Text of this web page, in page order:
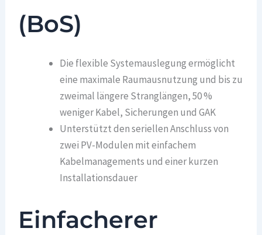
(BoS)
Die flexible Systemauslegung ermöglicht
eine maximale Raumausnutzung und bis zu
zweimal längere Stranglängen, 50 %
weniger Kabel, Sicherungen und GAK
Unterstützt den seriellen Anschluss von
zwei PV-Modulen mit einfachem
Kabelmanagements und einer kurzen
Installationsdauer
Einfacherer